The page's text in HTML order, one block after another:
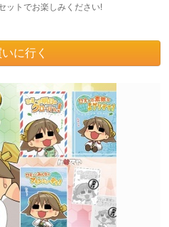
ットでお楽しみください!
に行く